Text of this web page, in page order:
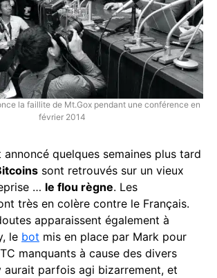
la faillite de Mt.Gox pendant une conférence en
février 2014
annoncé quelques semaines plus tard
sont retrouvés sur un vieux
… le flou règne. Les
très en colère contre le Français.
apparaissent également à
le bot mis en place par Mark pour
manquants à cause des divers
aurait parfois agi bizarrement, et